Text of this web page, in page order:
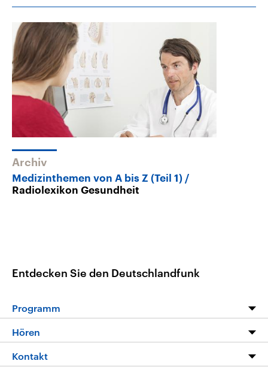
Archiv
Medizinthemen von A bis Z (Teil 1)
Radiolexikon Gesundheit
Entdecken Sie den Deutschlandfunk
Programm
Die Nachrichten
Hören
Livestream
Kontakt